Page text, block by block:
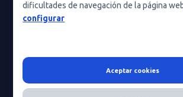
dificultades de navegación de la página
configurar
Aceptar cookies
Nota legal